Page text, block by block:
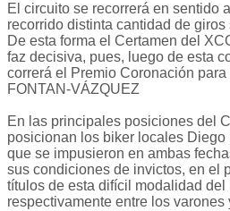
El circuito se recorrerá en sentido
recorrido distinta cantidad de
De esta forma el Certamen del
faz decisiva, pues, luego de esta
correrá el Premio Coronación
FONTAN-VÁZQUEZ
En las principales posiciones del
posicionan los biker locales
que se impusieron en ambas
sus condiciones de invictos, en el
títulos de esta difícil modalidad del
respectivamente entre los varones